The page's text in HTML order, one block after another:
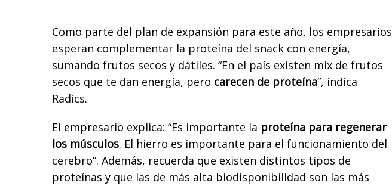
Como parte del plan de expansión para este año, los empresarios
esperan complementar la proteína del snack con energía,
sumando frutos secos y dátiles. “En el país existen mix de frutos
secos que te dan energía, pero carecen de proteína”, indica
Radics.
El empresario explica: “Es importante la proteína para regenerar
los músculos. El hierro es importante para el funcionamiento del
cerebro”. Además, recuerda que existen distintos tipos de
proteínas y que las de más alta biodisponibilidad son las más